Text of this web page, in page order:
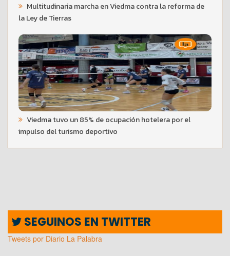
Multitudinaria marcha en Viedma contra la reforma de
la Ley de Tierras
Viedma tuvo un 85% de ocupación hotelera por el
impulso del turismo deportivo
SEGUINOS EN TWITTER
Tweets por Diario La Palabra